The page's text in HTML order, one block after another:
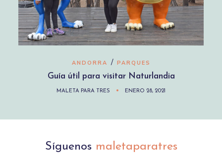
ANDORRA / PARQUES
Guía útil para visitar Naturlandia
MALETA PARA TRES ENERO 28, 2021
Síguenos maletaparatres